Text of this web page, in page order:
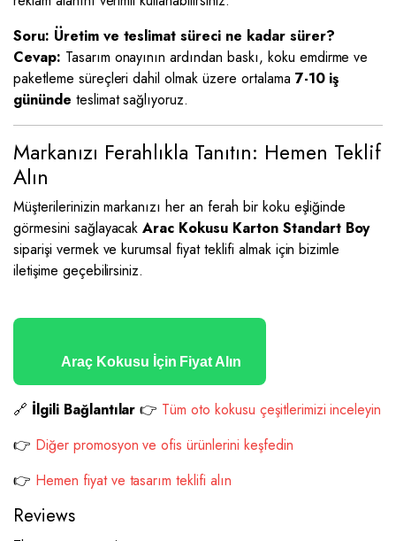
Soru: Üretim ve teslimat süreci ne kadar sürer?
Cevap: Tasarım onayının ardından baskı, koku emdirme ve
paketleme süreçleri dahil olmak üzere ortalama 7-10 iş
gününde teslimat sağlıyoruz.
Markanızı Ferahlıkla Tanıtın: Hemen Teklif
Alın
Müşterilerinizin markanızı her an ferah bir koku eşliğinde
görmesini sağlayacakArac Kokusu Karton Standart Boy
siparişi vermek ve kurumsal fiyat teklifi almak için bizimle
iletişime geçebilirsiniz.
Araç Kokusu İçin Fiyat Alın
🔗 İlgili Bağlantılar 👉 Tüm oto kokusu çeşitlerimizi inceleyin
👉 Diğer promosyon ve ofis ürünlerini keşfedin
👉 Hemen fiyat ve tasarım teklifi alın
Reviews